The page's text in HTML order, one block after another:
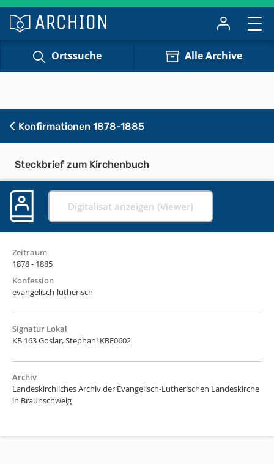
Ortssuche Alle Archive
Konfirmationen 1878-1885
Steckbrief zum Kirchenbuch
Digitalisat anzeigen (Viewer)
Zeitraum
1878 - 1885
Konfession
evangelisch-lutherisch
Signatur Lokal
KB 163 Goslar, Stephani KBF0602
Archiv
Landeskirchliches Archiv der Evangelisch-Lutherischen Landeskirche
in Braunschweig